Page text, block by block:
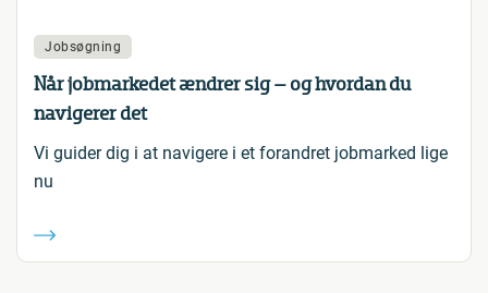
Jobsøgning
Når jobmarkedet ændrer sig – og hvordan du
navigerer det
Vi guider dig i at navigere i et forandret jobmarked lige
nu